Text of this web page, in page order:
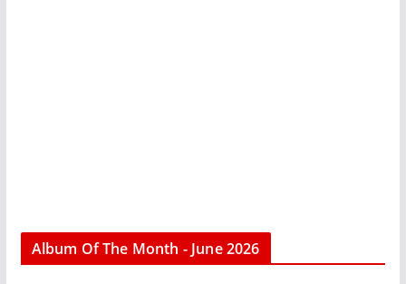
Album Of The Month - June 2026